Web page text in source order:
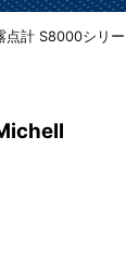
点計 S8000シリ